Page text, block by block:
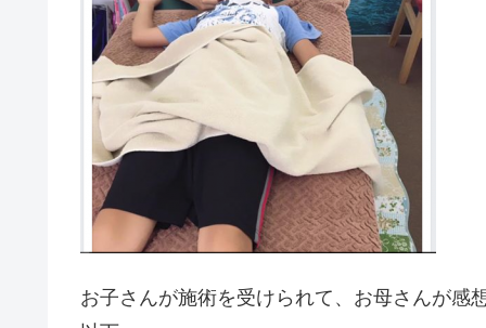
お子さんが施術を受けられて、お母さんが感